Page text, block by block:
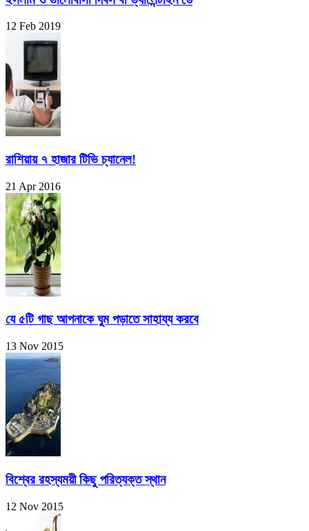
12 Feb 2019
রাশিয়ায় ৭ হাজার টিভি চ্যানেল!
21 Apr 2016
যে ৫টি গাছ আপনাকে ঘুম পড়াতে সাহায্য করবে
13 Nov 2015
বিশ্বের রহস্যময়ী কিছু পরিত্যক্ত স্থান
12 Nov 2015